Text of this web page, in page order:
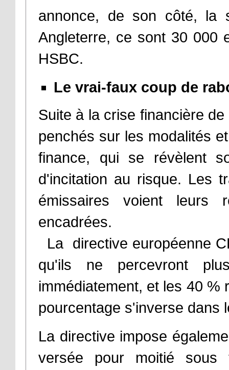
annonce, de son côté, la
Angleterre, ce sont 30 000
HSBC.
Le vrai-faux coup de
Suite à la crise financière
penchés sur les modalités
finance, qui se révèlent
d'incitation au risque. Les
émissaires voient leurs
encadrées.
La directive européenne
qu'ils ne percevront
immédiatement, et les 40 %
pourcentage s'inverse dans
La directive impose
versée pour moitié sous